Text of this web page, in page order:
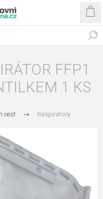
FFP1
1 KS
cest Respirátory